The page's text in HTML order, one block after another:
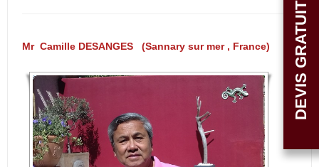
Mr Camille DESANGES (Sannary sur mer , France) DEVIS GRATUIT